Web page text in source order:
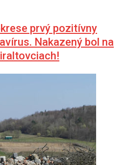
prvý pozitívny
Nakazený bol na